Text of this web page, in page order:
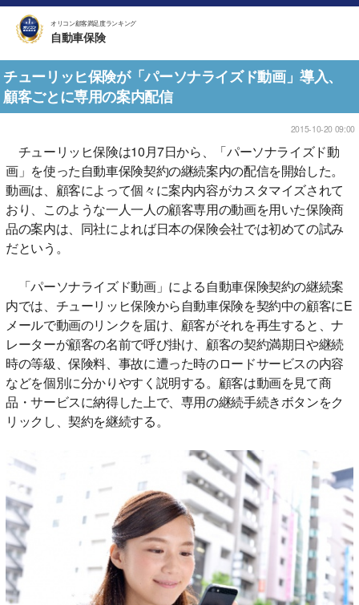
オリコン顧客満足度ランキング
自動車保険
チューリッヒ保険が「パーソナライズド動画」導入、
顧客ごとに専用の案内配信
2015-10-20 09:00
チューリッヒ保険は10月7日から、「パーソナライズド動
画」を使った自動車保険契約の継続案内の配信を開始した。
動画は、顧客によって個々に案内内容がカスタマイズされて
おり、このような一人一人の顧客専用の動画を用いた保険商
品の案内は、同社によれば日本の保険会社では初めての試み
だという。
「パーソナライズド動画」による自動車保険契約の継続案
内では、チューリッヒ保険から自動車保険を契約中の顧客にE
メールで動画のリンクを届け、顧客がそれを再生すると、ナ
レーターが顧客の名前で呼び掛け、顧客の契約満期日や継続
時の等級、保険料、事故に遭った時のロードサービスの内容
などを個別に分かりやすく説明する。顧客は動画を見て商
品・サービスに納得した上で、専用の継続手続きボタンをク
リックし、契約を継続する。